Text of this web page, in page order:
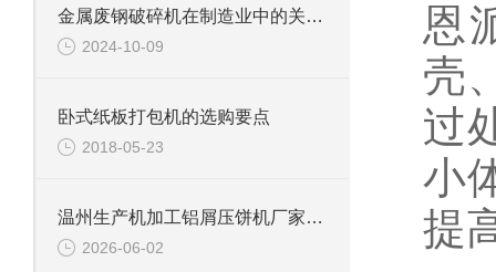
金属废钢破碎机在制造业中的关键角色
2024-10-09
卧式纸板打包机的选购要点
2018-05-23
温州生产机加工铝屑压饼机厂家推荐：为什么恩派特是更明智的选择？
2026-06-02
恩
壳
过
小
提